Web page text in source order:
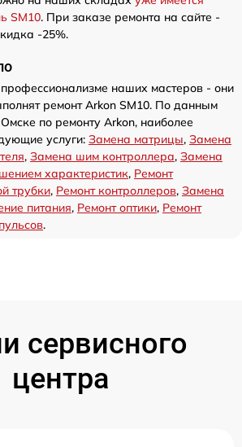
SM10. При заказе ремонта на сайте -
-25%.
наших мастеров - они
ремонт Arkon SM10. По данным
по ремонту Arkon, наиболее
услуги: Замена матрицы, Замена
, Замена шим контроллера, Замена
характеристик, Ремонт
трубки, Ремонт контроллеров, Замена
питания, Ремонт оптики, Ремонт
.
сервисного
центра